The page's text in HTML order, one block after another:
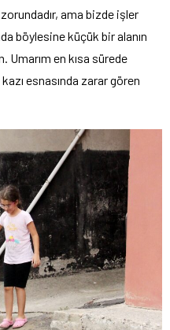
ama bizde işler
böylesine küçük bir alanın
Umarım en kısa sürede
esnasında zarar gören